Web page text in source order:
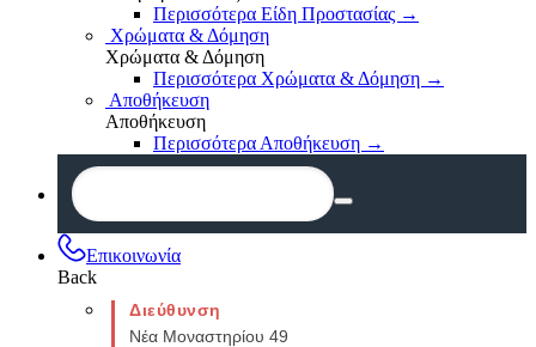
Περισσότερα Είδη Προστασίας →
Χρώματα & Δόμηση
Χρώματα & Δόμηση
Περισσότερα Χρώματα & Δόμηση →
Αποθήκευση
Αποθήκευση
Περισσότερα Αποθήκευση →
Επικοινωνία
Back
Διεύθυνση
Νέα Μοναστηρίου 49